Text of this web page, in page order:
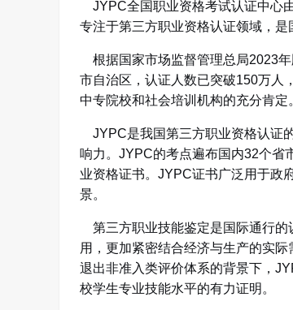
JYPC全国职业资格考试认证中心
专注于第三方职业资格认证领域，
根据国家市场监督管理总局2023
市自治区，认证人数已突破150万人
中专院校和社会培训机构的充分肯定
JYPC是我国第三方职业资格认证
响力 。JYPC的考点遍布国内32个省
业资格证书。JYPC证书广泛用于政
景。
第三方职业技能鉴定是国际通行的
用，更加紧密结合经济与生产的实
退出非准入类评价体系的背景下，
校学生专业技能水平的有力证明 。